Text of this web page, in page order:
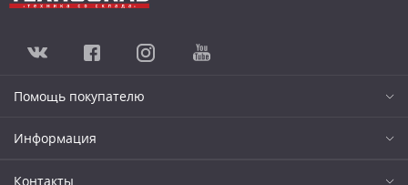
Помощь покупателю
Информация
Контакты